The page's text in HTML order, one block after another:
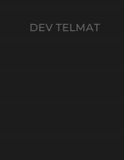
DEV TELMAT